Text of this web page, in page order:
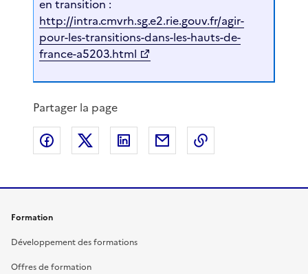
en transition :
http://intra.cmvrh.sg.e2.rie.gouv.fr/agir-
pour-les-transitions-dans-les-hauts-de-
france-a5203.html
Partager la page
Partager sur Facebook
Partager sur XPartager sur LinkedIn
Partager par email
Formation
Développement des formations
Offres de formation